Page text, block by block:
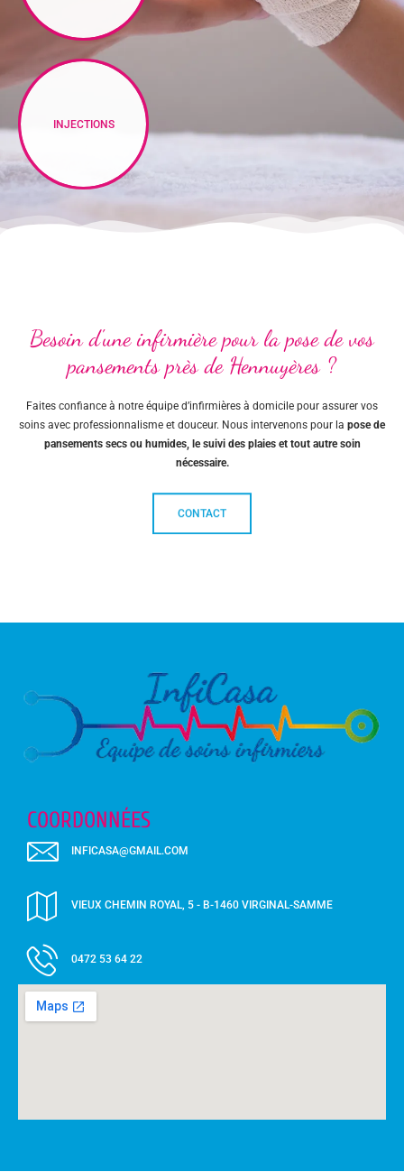
INJECTIONS
Besoin d'une infirmière pour la pose de vos
pansements près de Hennuyères ?
Faites confiance à notre équipe d’infirmières à domicile pour assurer vos
soins avec professionnalisme et douceur. Nous intervenons pour la pose de
pansements secs ou humides, le suivi des plaies et tout autre soin
nécessaire.
CONTACT
COORDONNÉES
INFICASA@GMAIL.COM
VIEUX CHEMIN ROYAL, 5 - B-1460 VIRGINAL-SAMME
0472 53 64 22